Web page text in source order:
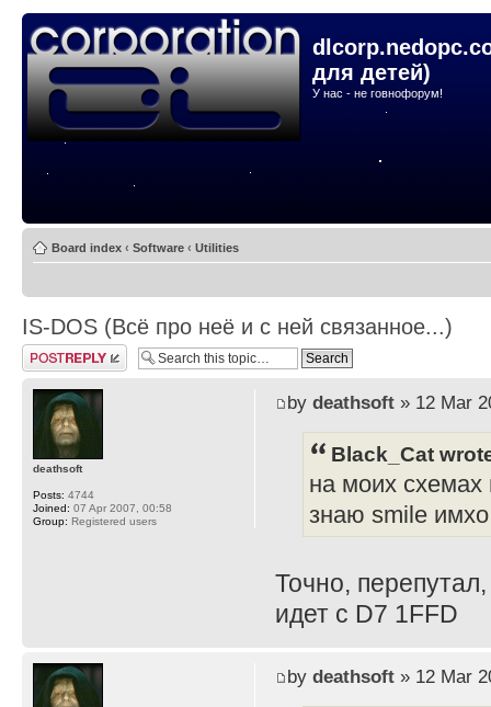
для детей)
У нас - не говнофорум!
Board index ‹ Software ‹ Utilities
IS-DOS (Всё про неё и с ней связанное...)
Post a reply
by deathsoft» 12 Mar
Black_Cat
на моих схемах
знаю smile
Точно,
идет с D7 1FFD
deathsoft
Posts: 4744
Joined: 07 Apr 2007, 00:58
Group: Registered users
by deathsoft» 12 Mar